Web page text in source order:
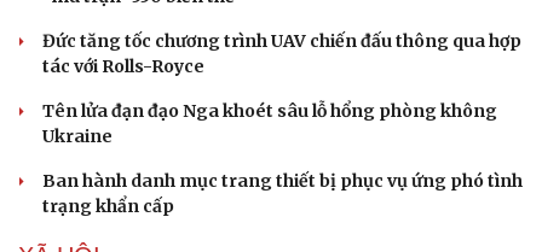
Đức tăng tốc chương trình UAV chiến đấu thông qua hợp
tác với Rolls-Royce
Tên lửa đạn đạo Nga khoét sâu lỗ hổng phòng không
Ukraine
Ban hành danh mục trang thiết bị phục vụ ứng phó tình
trạng khẩn cấp